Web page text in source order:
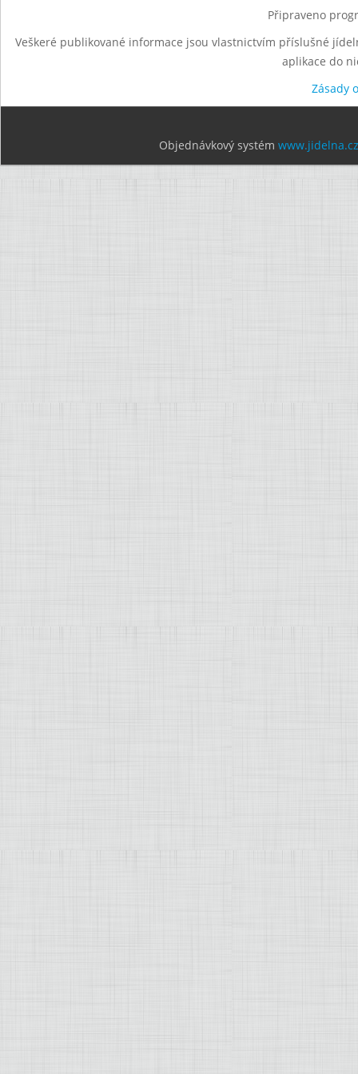
Připraveno
Veškeré publikované informace jsou vlastnictvím příslušné
aplikace do
Zásady
Objednávkový systém www.jidelna.cz